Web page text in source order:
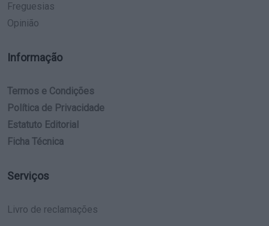
Freguesias
Opinião
Informação
Termos e Condições
Política de Privacidade
Estatuto Editorial
Ficha Técnica
Serviços
Livro de reclamações